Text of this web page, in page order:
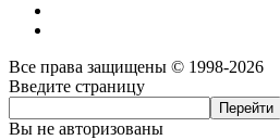
Все права защищены © 1998-2026
Введите страницу
Вы не авторизованы